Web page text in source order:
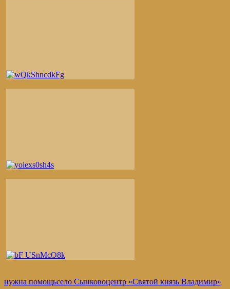
нужна помощьсело Сынковоцентр «Святой князь Владимир»